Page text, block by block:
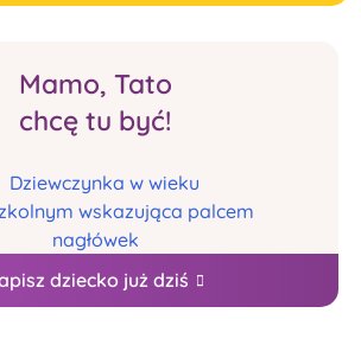
Mamo, Tato
chcę tu być!
dziecko już dziś